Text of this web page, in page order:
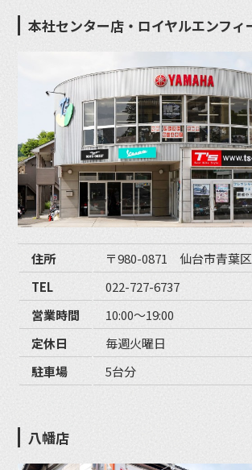
本社センター店・ロイヤルエンフィ
住所
〒980-0871 仙台市青葉
TEL
022-727-6737
営業時間
10:00〜19:00
定休日
毎週火曜日
駐車場
5台分
八幡店